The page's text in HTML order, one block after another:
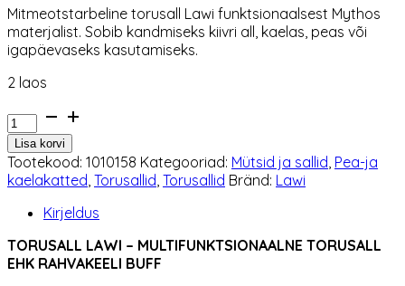
oli:
13,00 €.
on:
11,70 €.
Mitmeotstarbeline torusall Lawi funktsionaalsest Mythos
materjalist. Sobib kandmiseks kiivri all, kaelas, peas või
igapäevaseks kasutamiseks.
2 laos
Torusall
Lawi
Smash
must
kogus
Lisa korvi
Tootekood: 1010158 Kategooriad: Mütsid ja sallid, Pea-ja
kaelakatted, Torusallid, Torusallid Bränd: Lawi
Kirjeldus
TORUSALL LAWI – MULTIFUNKTSIONAALNE TORUSALL
EHK RAHVAKEELI BUFF